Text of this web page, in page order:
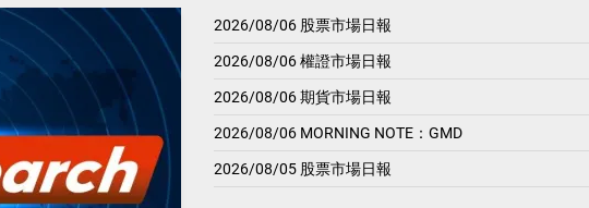
2026/08/06 股票市場日報
2026/08/06 權證市場日報
2026/08/06 期貨市場日報
2026/08/06 MORNING NOTE：GMD
2026/08/05 股票市場日報